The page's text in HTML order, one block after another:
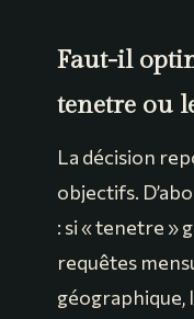
Faut-il
tenetre ou
La décision
objectifs.
: si « tenetre »
requêtes
géographique,